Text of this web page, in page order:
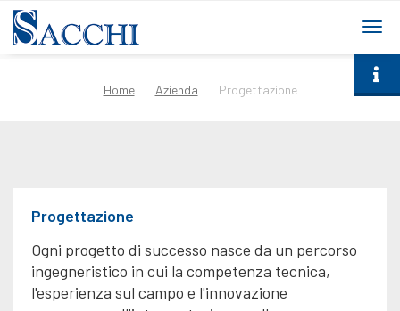
Home Azienda Progettazione
Progettazione
Ogni progetto di successo nasce da un percorso
ingegneristico in cui la competenza tecnica,
l'esperienza sul campo e l'innovazione